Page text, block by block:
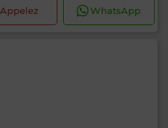
Appelez WhatsApp